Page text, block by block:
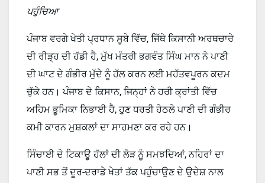
ਪਹੁੰਚਿਆ
ਪੰਜਾਬ ਵਰਗੇ ਖੇਤੀ ਪ੍ਰਧਾਨ ਸੂਬੇ ਵਿੱਚ, ਜਿੱਥੇ ਕਿਸਾਨੀ ਅਰਥਚਾਰੇ
ਦੀ ਰੀੜ੍ਹ ਦੀ ਹੱਡੀ ਹੈ, ਮੁੱਖ ਮੰਤਰੀ ਭਗਵੰਤ ਸਿੰਘ ਮਾਨ ਨੇ ਪਾਣੀ
ਦੀ ਘਾਟ ਦੇ ਗੰਭੀਰ ਮੁੱਦੇ ਨੂੰ ਹੱਲ ਕਰਨ ਲਈ ਮਹੱਤਵਪੂਰਨ ਕਦਮ
ਚੁੱਕੇ ਹਨ। ਪੰਜਾਬ ਦੇ ਕਿਸਾਨ, ਜਿਨ੍ਹਾਂ ਨੇ ਹਰੀ ਕ੍ਰਾਂਤੀ ਵਿੱਚ
ਅਹਿਮ ਭੂਮਿਕਾ ਨਿਭਾਈ ਹੈ, ਹੁਣ ਧਰਤੀ ਹੇਠਲੇ ਪਾਣੀ ਦੀ ਗੰਭੀਰ
ਕਮੀ ਕਾਰਨ ਮੁਸ਼ਕਲਾਂ ਦਾ ਸਾਹਮਣਾ ਕਰ ਰਹੇ ਹਨ।
ਸਿੰਚਾਈ ਦੇ ਟਿਕਾਊ ਹੱਲਾਂ ਦੀ ਲੋੜ ਨੂੰ ਸਮਝਦਿਆਂ, ਨਹਿਰਾਂ ਦਾ
ਪਾਣੀ ਸਭ ਤੋਂ ਦੂਰ-ਦਰਾਡੇ ਖੇਤਾਂ ਤੱਕ ਪਹੁੰਚਾਉਣ ਦੇ ਉਦੇਸ਼ ਨਾਲ